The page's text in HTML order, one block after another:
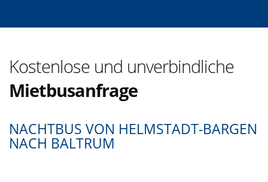
Kostenlose und unverbindliche
Mietbusanfrage
NACHTBUS VON HELMSTADT-BARGEN
NACH BALTRUM